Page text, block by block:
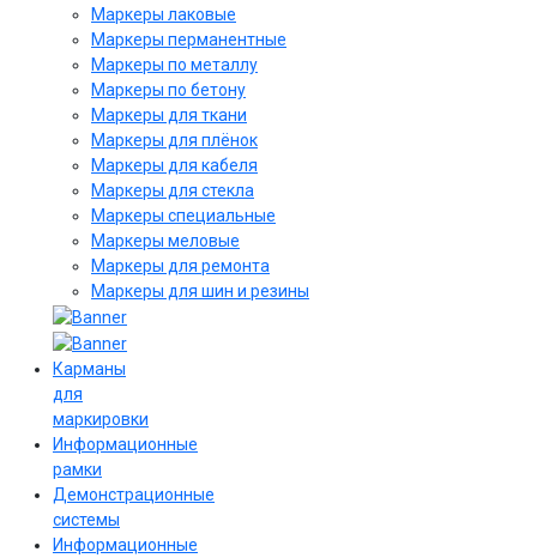
Маркеры лаковые
Маркеры перманентные
Маркеры по металлу
Маркеры по бетону
Маркеры для ткани
Маркеры для плёнок
Маркеры для кабеля
Маркеры для стекла
Маркеры специальные
Маркеры меловые
Маркеры для ремонта
Маркеры для шин и резины
Карманы
для
маркировки
Информационные
рамки
Демонстрационные
системы
Информационные